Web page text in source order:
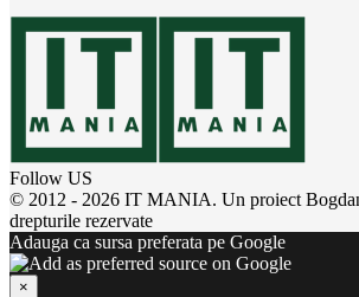
Follow US
© 2012 - 2026 IT MANIA. Un proiect
drepturile rezervate
Adauga ca sursa preferata pe Google
×